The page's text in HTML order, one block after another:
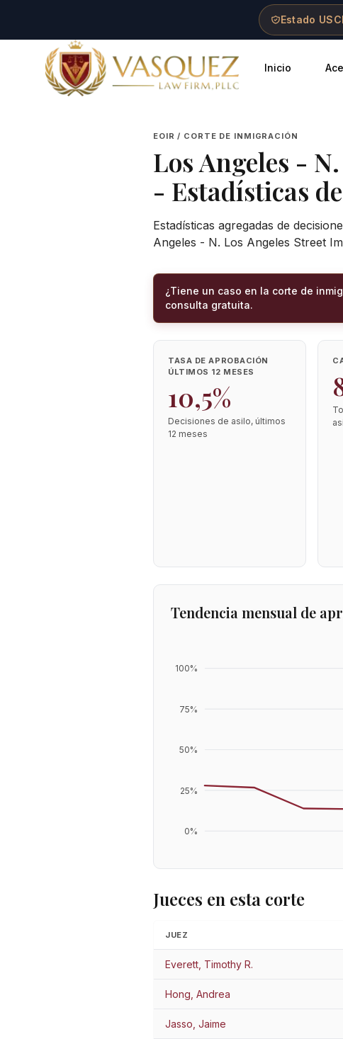
Estado
Vasquez Law Firm - Home
Inicio
EOIR / CORTE DE INMIGRACIÓN
Los Angeles -
- Estadísticas
Estadísticas agregadas de
Angeles - N. Los Angeles Street
¿Tiene un caso en la corte de
consulta gratuita.
TASA DE APROBACIÓN
ÚLTIMOS 12 MESES
10,5%
Decisiones de asilo, últimos
12 meses
Tendencia mensual de
0%
25%
50%
75%
100%
Jueces en esta corte
JUEZ
Everett, Timothy R.
Hong, Andrea
Jasso, Jaime